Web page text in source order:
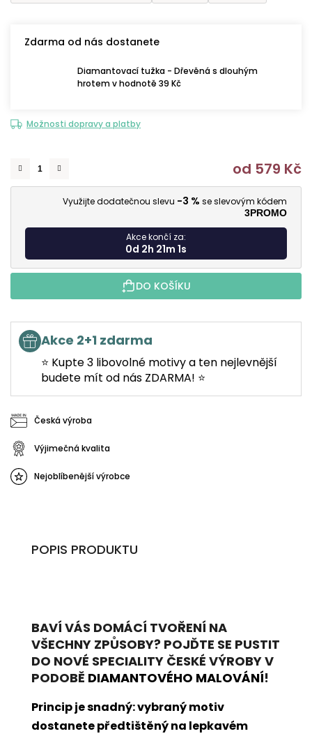
Zdarma od nás dostanete
Diamantovací tužka - Dřevěná s dlouhým
hrotem v hodnotě 39 Kč
Možnosti dopravy a platby
od 579 Kč
Využijte dodatečnou slevu -3 % se slevovým kódem
3PROMO
Akce končí za:
0d 2h 21m 0s
DO KOŠÍKU
Akce 2+1 zdarma
⭐ Kupte 3 libovolné motivy a ten nejlevnější
budete mít od nás ZDARMA! ⭐
Česká výroba
Výjimečná kvalita
Nejoblíbenější výrobce
POPIS PRODUKTU
BAVÍ VÁS DOMÁCÍ TVOŘENÍ NA
VŠECHNY ZPŮSOBY? POJĎTE SE PUSTIT
DO NOVÉ SPECIALITY ČESKÉ VÝROBY V
PODOBĚ DIAMANTOVÉHO MALOVÁNÍ!
Princip je snadný: vybraný motiv
dostanete předtištěný na lepkavém